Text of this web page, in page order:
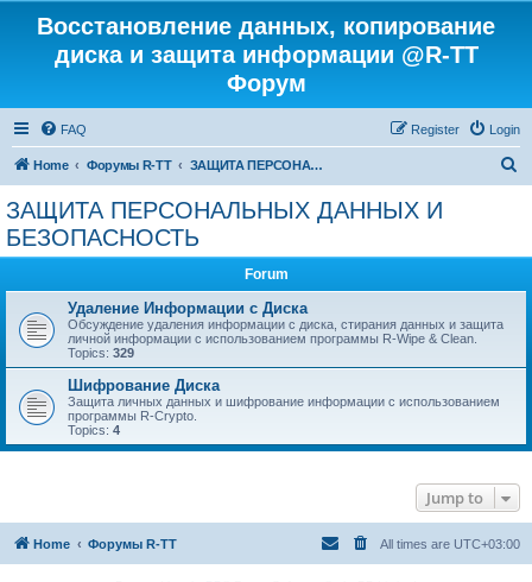
Восстановление данных, копирование
диска и защита информации @R-TT
Форум
FAQ Login
Register
Home Форумы R-TT ЗАЩИТА ПЕРСОНАЛЬНЫХ ДАННЫХ И БЕЗОПАСНОСТЬ
ЗАЩИТА ПЕРСОНАЛЬНЫХ ДАННЫХ И
БЕЗОПАСНОСТЬ
Forum
Удаление Информации с Диска
Обсуждение удаления информации с диска, стирания данных и защита
личной информации с использованием программы R-Wipe & Clean.
Topics: 329
Шифрование Диска
Защита личных данных и шифрование информации с использованием
программы R-Crypto.
Topics: 4
Jump to
Home Форумы R-TT All times are UTC+03:00